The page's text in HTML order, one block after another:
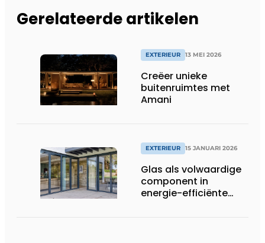
Gerelateerde artikelen
EXTERIEUR 13 MEI 2026
Creëer unieke
buitenruimtes met
Amani
EXTERIEUR 15 JANUARI 2026
Glas als volwaardige
component in
energie-efficiënte